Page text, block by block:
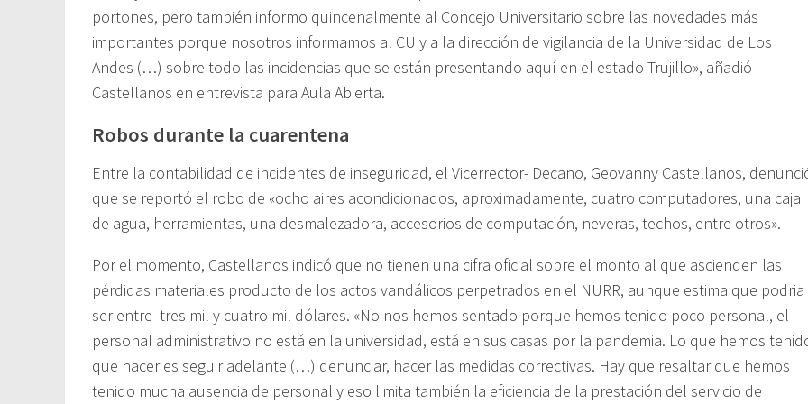
portones, pero también informo quincenalmente al Concejo Universitario sobre las novedades más
importantes porque nosotros informamos al CU y a la dirección de vigilancia de la Universidad de Los
Andes (…) sobre todo las incidencias que se están presentando aquí en el estado Trujillo», añadió
Castellanos en entrevista para Aula Abierta.
Robos durante la cuarentena
Entre la contabilidad de incidentes de inseguridad, el Vicerrector- Decano, Geovanny Castellanos,
que se reportó el robo de «ocho aires acondicionados, aproximadamente, cuatro computadores, una caja
de agua, herramientas, una desmalezadora, accesorios de computación, neveras, techos, entre otros».
Por el momento, Castellanos indicó que no tienen una cifra oficial sobre el monto al que ascienden las
pérdidas materiales producto de los actos vandálicos perpetrados en el NURR, aunque estima que podria
ser entre tres mil y cuatro mil dólares. «No nos hemos sentado porque hemos tenido poco personal, el
personal administrativo no está en la universidad, está en sus casas por la pandemia. Lo que hemos
que hacer es seguir adelante (…) denunciar, hacer las medidas correctivas. Hay que resaltar que hemos
tenido mucha ausencia de personal y eso limita también la eficiencia de la prestación del servicio de